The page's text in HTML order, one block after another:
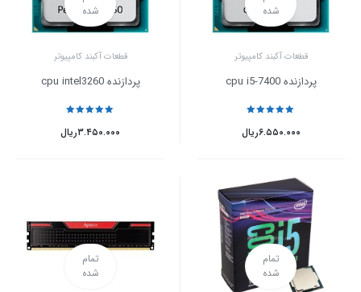
شده
قطعات آکبند کامپیوتر
پردازنده cpu i5-7400
ریال۶.۵۵۰.۰۰۰
شده
قطعات آکبند کامپیوتر
پردازنده cpu intel3260
ریال۳.۴۵۰.۰۰۰
تمام
شده
تمام
شده